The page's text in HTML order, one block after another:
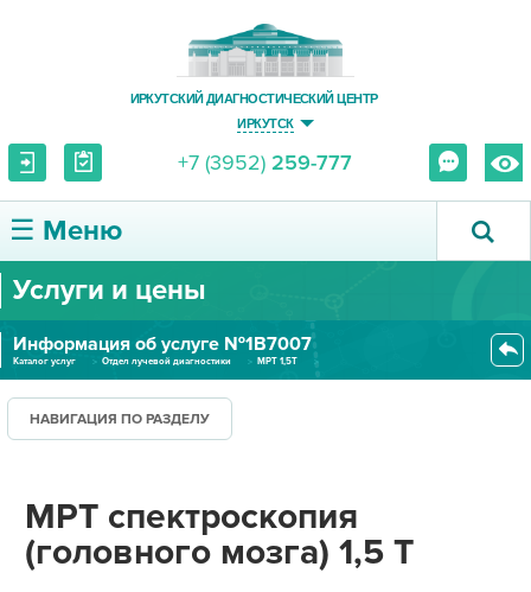
ИРКУТСКИЙ ДИАГНОСТИЧЕСКИЙ ЦЕНТР
ИРКУТСК
+7 (3952) 259-777
☰ Меню
О ЦЕНТРЕ
УСЛУГИ И ЦЕНЫ
ПАЦИЕНТУ
ПРАВОВАЯ ИНФОРМАЦИЯ
Услуги и цены
Информация об услуге №1В7007
Каталог услуг Отдел лучевой диагностики
МРТ 1,5Т
НАВИГАЦИЯ ПО РАЗДЕЛУ
МРТ спектроскопия
(головного мозга) 1,5 Т